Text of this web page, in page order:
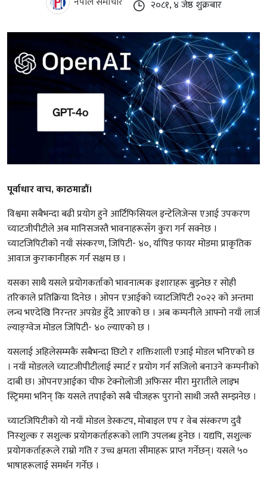
२०८१, ४ जेष्ठ शुक्रबार
पूर्वाधार वाच, काठमाडौं।
विश्वमा सबैभन्दा बढी प्रयोग हुने आर्टिफिसियल इन्टेलिजेन्स एआई उपकरण
च्याटजीपीटीले अब मानिसजस्तै भावनाहरूसँग कुरा गर्न सक्नेछ ।
च्याटजिपिटीको नयाँ संस्करण, जिपिटी- ४०, र्यापिड फायर मोडमा प्राकृतिक
आवाज कुराकानीहरू गर्न सक्षम छ ।
यसका साथै यसले प्रयोगकर्ताको भावनात्मक इशाराहरू बुझ्नेछ र सोही
तरिकाले प्रतिक्रिया दिनेछ । ओपन एआईको च्याटजिपिटी २०२२ को अन्तमा
लन्च भएदेखि निरन्तर अपग्रेड हुँदै आएको छ । अब कम्पनीले आफ्नो नयाँ लार्ज
ल्याङ्ग्वेज मोडल जिपिटी- ४० ल्याएको छ ।
यसलाई अहिलेसम्मकै सबैभन्दा छिटो र शक्तिशाली एआई मोडल भनिएको छ
। नयाँ मोडलले च्याटजीपीटीलाई स्मार्ट र प्रयोग गर्न सजिलो बनाउने कम्पनीको
दाबी छ। ओपनएआईका चीफ टेक्नोलोजी अफिसर मीरा मुरातीले लाइभ
स्ट्रिममा भनिन् कि यसले तपाईंको सबै चीजहरू पुरानो साथी जस्तै सम्झनेछ ।
च्याटजिपिटीको यो नयाँ मोडल डेस्कटप, मोबाइल एप र वेब संस्करण दुवै
निस्शुल्क र सशुल्क प्रयोगकर्ताहरूको लागि उपलब्ध हुनेछ । यद्यपि, सशुल्क
प्रयोगकर्ताहरूले राम्रो गति र उच्च क्षमता सीमाहरू प्राप्त गर्नेछन्। यसले ५०
भाषाहरूलाई समर्थन गर्नेछ ।